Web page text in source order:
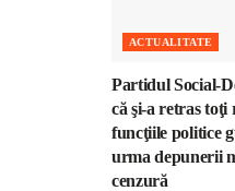
ACTUALITATE
Partidul Social-
că şi-a retras
funcţiile politice
urma depunerii
cenzură